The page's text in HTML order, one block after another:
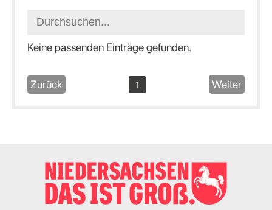
Keine passenden Einträge gefunden.
Zurück 1 Weiter